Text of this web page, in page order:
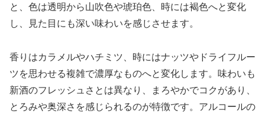
と、色は透明から山吹色や琥珀色、時には褐色へと変化
し、見た目にも深い味わいを感じさせます。
香りはカラメルやハチミツ、時にはナッツやドライフルー
ツを思わせる複雑で濃厚なものへと変化します。味わいも
新酒のフレッシュさとは異なり、まろやかでコクがあり、
とろみや奥深さを感じられるのが特徴です。アルコールの